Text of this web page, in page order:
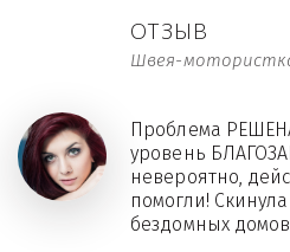
ОТЗЫВ
Швея-
Проблема
уровень
невероятно,
помогли!
бездомных